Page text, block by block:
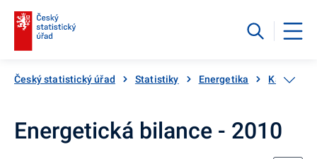
Český statistický úřad Statistiky Energetika Katalog
Energetická bilance - 2010